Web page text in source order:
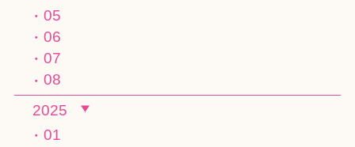
05
06
07
08
2025
01